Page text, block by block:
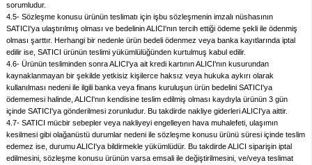
sorumludur.
4.5- Sözleşme konusu ürünün teslimatı için işbu sözleşmenin imzalı nüshasının
SATICI'ya ulaştırılmış olması ve bedelinin ALICI'nın tercih ettiği ödeme şekli ile ödenmiş
olması şarttır. Herhangi bir nedenle ürün bedeli ödenmez veya banka kayıtlarında iptal
edilir ise, SATICI ürünün teslimi yükümlülüğünden kurtulmuş kabul edilir.
4.6- Ürünün tesliminden sonra ALICI'ya ait kredi kartının ALICI'nın kusurundan
kaynaklanmayan bir şekilde yetkisiz kişilerce haksız veya hukuka aykırı olarak
kullanılması nedeni ile ilgili banka veya finans kuruluşun ürün bedelini SATICI'ya
ödememesi halinde, ALICI'nın kendisine teslim edilmiş olması kaydıyla ürünün 3 gün
içinde SATICI'ya gönderilmesi zorunludur. Bu takdirde nakliye giderleri ALICI'ya aittir.
4.7- SATICI mücbir sebepler veya nakliyeyi engelleyen hava muhalefeti, ulaşımın
kesilmesi gibi olağanüstü durumlar nedeni ile sözleşme konusu ürünü süresi içinde teslim
edemez ise, durumu ALICI'ya bildirmekle yükümlüdür. Bu takdirde ALICI siparişin iptal
edilmesini, sözleşme konusu ürünün varsa emsali ile değiştirilmesini, ve/veya teslimat